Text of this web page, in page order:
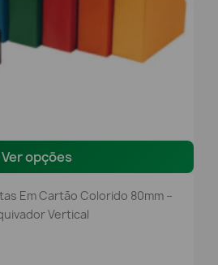
Ver opções
Em Cartão Colorido 80mm –
Vertical